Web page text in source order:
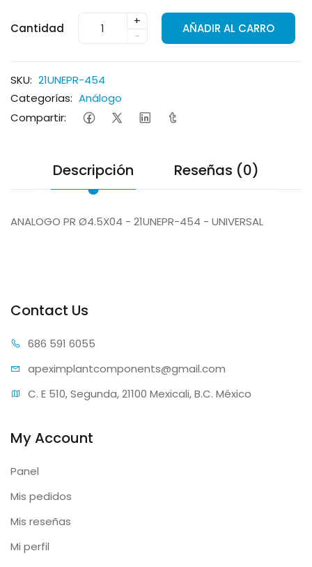
Cantidad
+
-
AÑADIR AL CARRO
SKU: 21UNEPR-454
Categorías: Análogo
Compartir:
Descripción Reseñas (0)
ANALOGO PR Ø4.5X04 - 21UNEPR-454 - UNIVERSAL
Contact Us
686 591 6055
apeximplantcomponents@gmail.com
C. E 510, Segunda, 21100 Mexicali, B.C. México
My Account
Panel
Mis pedidos
Mis reseñas
Mi perfil